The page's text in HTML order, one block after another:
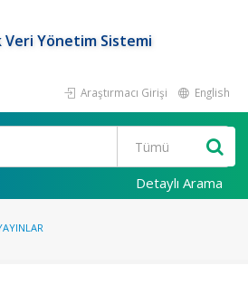
Veri Yönetim Sistemi
Araştırmacı Girişi English
Detaylı Arama